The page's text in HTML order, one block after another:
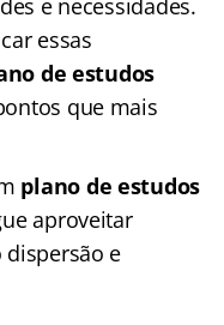
essas
de estudos
que mais
plano de estudos
aproveitar
e